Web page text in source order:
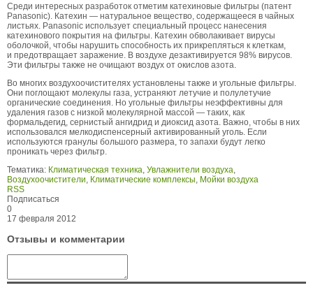
Среди интересных разработок отметим катехиновые фильтры (патент
Panasonic). Катехин — натуральное вещество, содержащееся в чайных
листьях. Panasonic использует специальный процесс нанесения
катехинового покрытия на фильтры. Катехин обволакивает вирусы
оболочкой, чтобы нарушить способность их прикрепляться к клеткам,
и предотвращает заражение. В воздухе дезактивируется 98% вирусов.
Эти фильтры также не очищают воздух от окислов азота.
Во многих воздухоочистителях установлены также и угольные фильтры.
Они поглощают молекулы газа, устраняют летучие и полулетучие
органические соединения. Но угольные фильтры неэффективны для
удаления газов с низкой молекулярной массой — таких, как
формальдегид, сернистый ангидрид и диоксид азота. Важно, чтобы в них
использовался мелкодиспенсерный активированный уголь. Если
используются гранулы большого размера, то запахи будут легко
проникать через фильтр.
Тематика: Климатическая техника Увлажнители воздуха
Воздухоочистители Климатические комплексы Мойки воздуха
RSS
Подписаться
0
17 февраля 2012
Отзывы и комментарии